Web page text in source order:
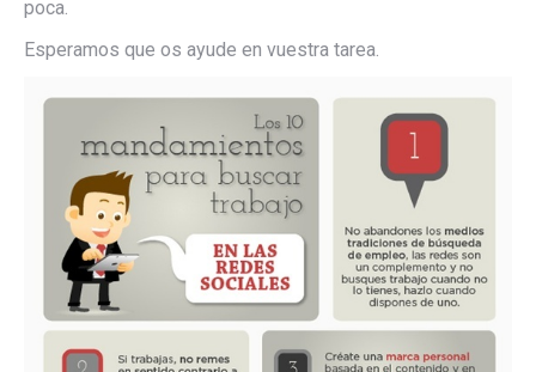
poca.
Esperamos que os ayude en vuestra tarea.